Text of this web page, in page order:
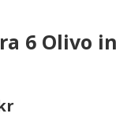
6 Olivo